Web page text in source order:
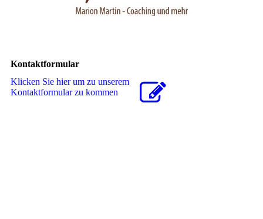
Kontaktformular
Klicken Sie hier um zu unserem
Kon­takt­for­mu­lar zu kommen